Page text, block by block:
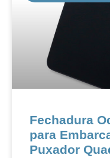
​​Fechadura
para
Puxador